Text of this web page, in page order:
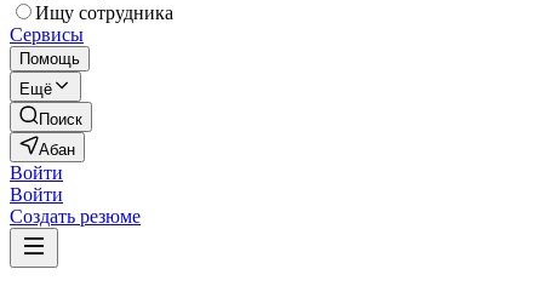
Ищу сотрудника
Сервисы
Помощь
Ещё
Поиск
Абан
Войти
Войти
Создать резюме